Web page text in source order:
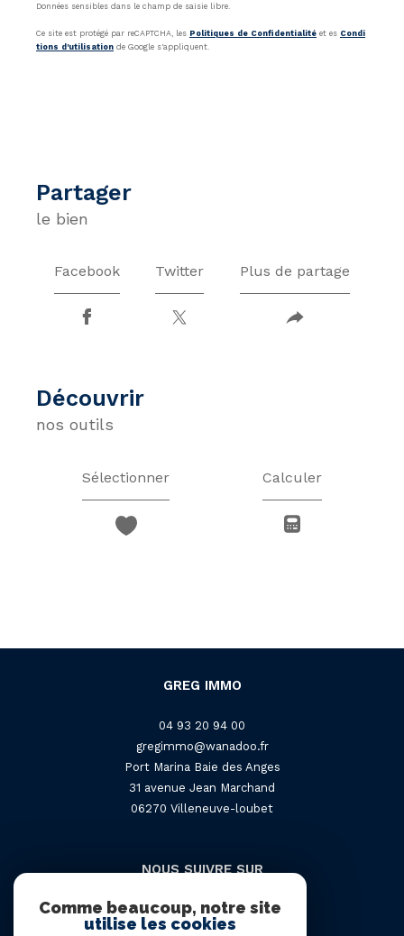
Données sensibles dans le champ de saisie libre.
Ce site est protégé par reCAPTCHA, les Politiques de Confidentialité et es Condi
tions d'utilisation de Google s'appliquent.
partager
le bien
Facebook Twitter Plus de partage
découvrir
nos outils
Sélectionner Calculer
GREG IMMO
04 93 20 94 00
gregimmo@wanadoo.fr
Port Marina Baie des Anges
31 avenue Jean Marchand
06270
villeneuve-loubet
NOUS SUIVRE SUR
Comme beaucoup, notre site
utilise les cookies